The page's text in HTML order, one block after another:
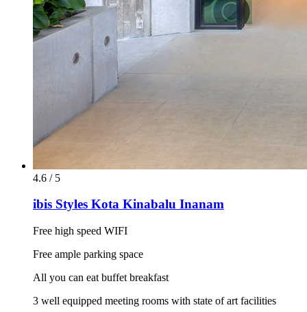
4.6 / 5
ibis Styles Kota Kinabalu Inanam
Free high speed WIFI
Free ample parking space
All you can eat buffet breakfast
3 well equipped meeting rooms with state of art facilities